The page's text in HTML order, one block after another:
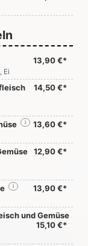
13,90 €*
Ei
14,50 €*
13,60 €*
i
12,90 €*
13,90 €*
i
und Gemüse
15,10 €*